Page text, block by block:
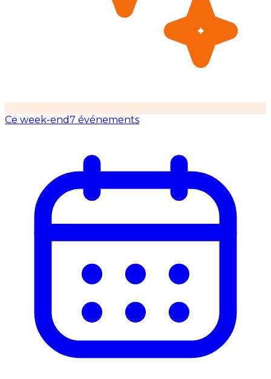
Ce week-end7 événements